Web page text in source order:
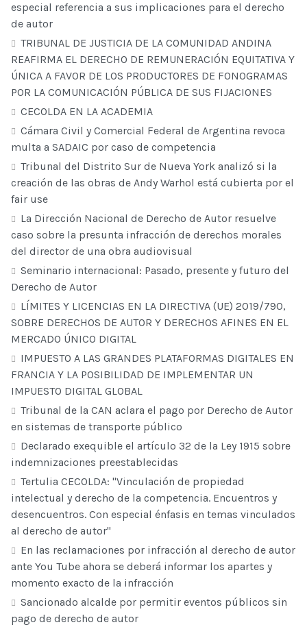
especial referencia a sus implicaciones para el derecho
de autor
TRIBUNAL DE JUSTICIA DE LA COMUNIDAD ANDINA
REAFIRMA EL DERECHO DE REMUNERACIÓN EQUITATIVA Y
ÚNICA A FAVOR DE LOS PRODUCTORES DE FONOGRAMAS
POR LA COMUNICACIÓN PÚBLICA DE SUS FIJACIONES
CECOLDA EN LA ACADEMIA
Cámara Civil y Comercial Federal de Argentina revoca
multa a SADAIC por caso de competencia
Tribunal del Distrito Sur de Nueva York analizó si la
creación de las obras de Andy Warhol está cubierta por el
fair use
La Dirección Nacional de Derecho de Autor resuelve
caso sobre la presunta infracción de derechos morales
del director de una obra audiovisual
Seminario internacional: Pasado, presente y futuro del
Derecho de Autor
LÍMITES Y LICENCIAS EN LA DIRECTIVA (UE) 2019/790,
SOBRE DERECHOS DE AUTOR Y DERECHOS AFINES EN EL
MERCADO ÚNICO DIGITAL
IMPUESTO A LAS GRANDES PLATAFORMAS DIGITALES EN
FRANCIA Y LA POSIBILIDAD DE IMPLEMENTAR UN
IMPUESTO DIGITAL GLOBAL
Tribunal de la CAN aclara el pago por Derecho de Autor
en sistemas de transporte público
Declarado exequible el artículo 32 de la Ley 1915 sobre
indemnizaciones preestablecidas
Tertulia CECOLDA: "Vinculación de propiedad
intelectual y derecho de la competencia. Encuentros y
desencuentros. Con especial énfasis en temas vinculados
al derecho de autor"
En las reclamaciones por infracción al derecho de autor
ante You Tube ahora se deberá informar los apartes y
momento exacto de la infracción
Sancionado alcalde por permitir eventos públicos sin
pago de derecho de autor